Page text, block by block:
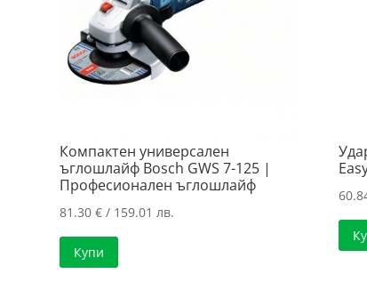
Компактен универсален
ъглошлайф Bosch GWS 7-125 |
Професионален ъглошлайф
81.30€ / 159.01 лв.
Купи